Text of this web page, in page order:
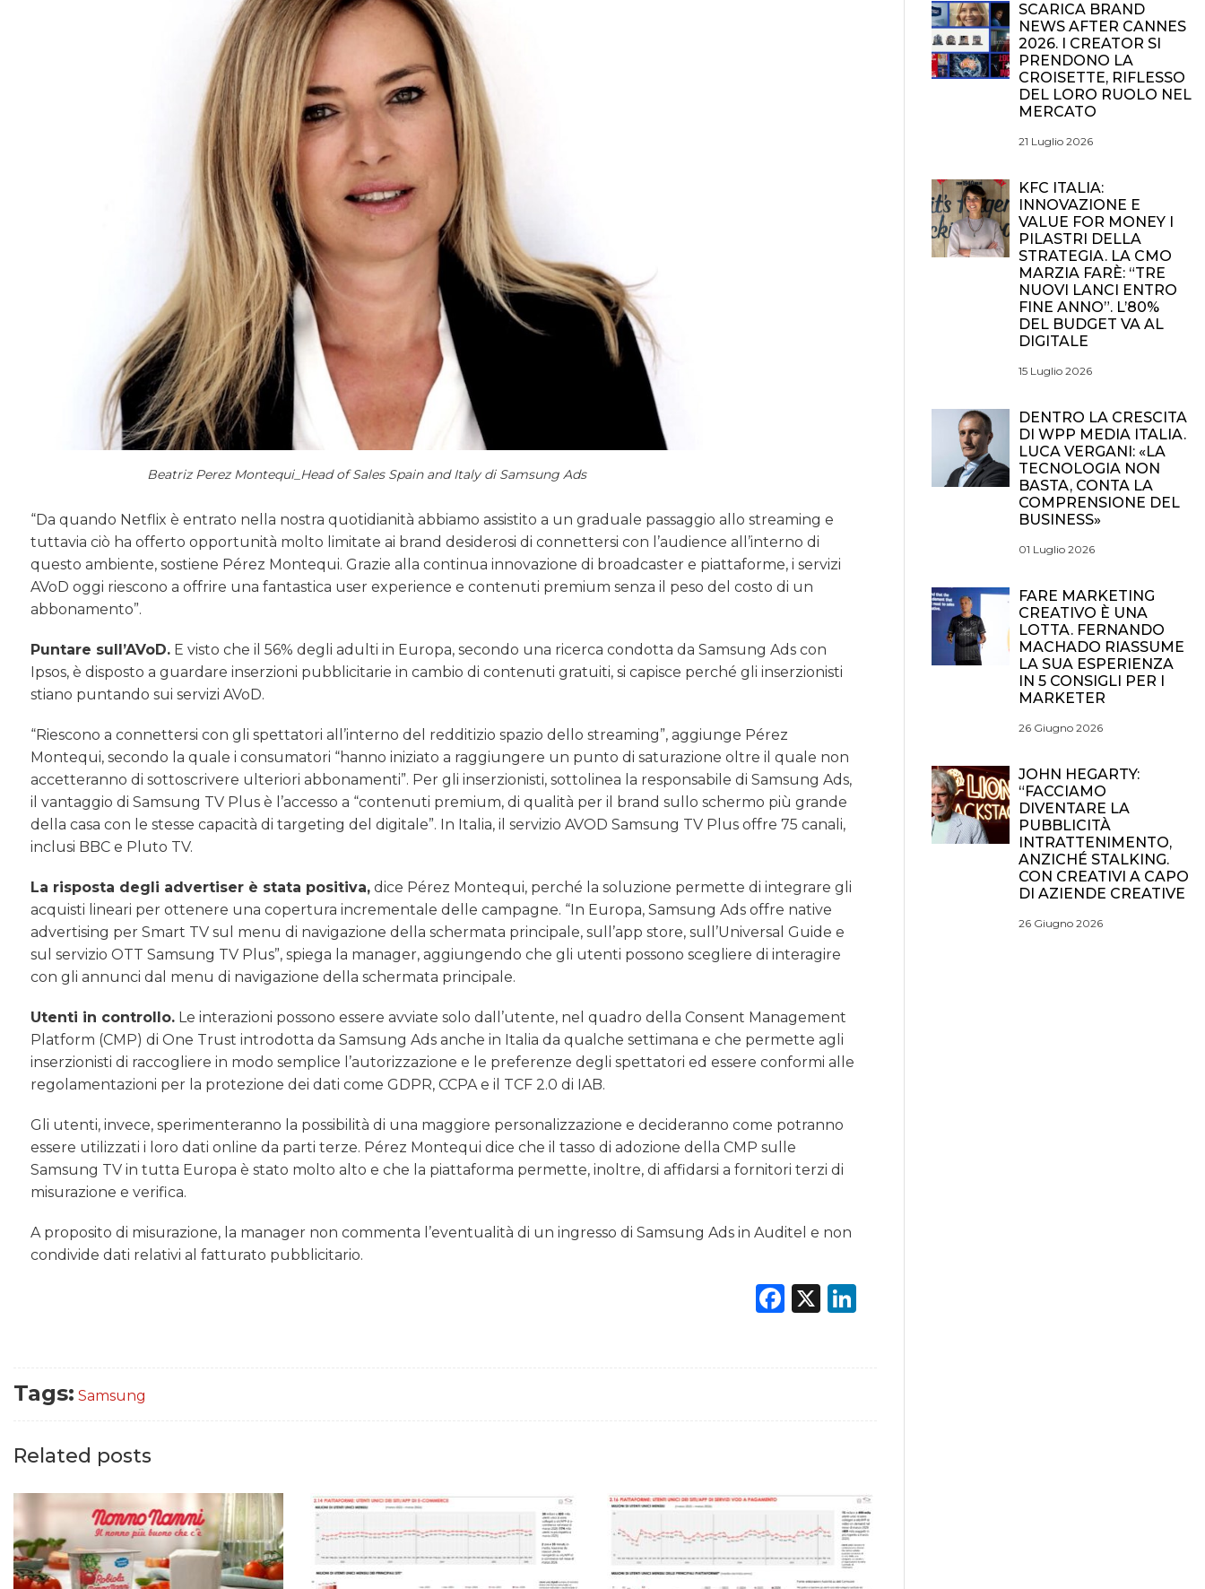
Beatriz Perez Montequi_Head of Sales Spain and Italy di Samsung Ads
“Da quando Netflix è entrato nella nostra quotidianità abbiamo assistito a un graduale passaggio allo streaming e
tuttavia ciò ha offerto opportunità molto limitate ai brand desiderosi di connettersi con l’audience all’interno di
questo ambiente, sostiene Pérez Montequi. Grazie alla continua innovazione di broadcaster e piattaforme, i servizi
AVoD oggi riescono a offrire una fantastica user experience e contenuti premium senza il peso del costo di un
abbonamento”.
Puntare sull’AVoD. E visto che il 56% degli adulti in Europa, secondo una ricerca condotta da Samsung Ads con
Ipsos, è disposto a guardare inserzioni pubblicitarie in cambio di contenuti gratuiti, si capisce perché gli inserzionisti
stiano puntando sui servizi AVoD.
“Riescono a connettersi con gli spettatori all’interno del redditizio spazio dello streaming”, aggiunge Pérez
Montequi, secondo la quale i consumatori “hanno iniziato a raggiungere un punto di saturazione oltre il quale non
accetteranno di sottoscrivere ulteriori abbonamenti”. Per gli inserzionisti, sottolinea la responsabile di Samsung Ads,
il vantaggio di Samsung TV Plus è l’accesso a “contenuti premium, di qualità per il brand sullo schermo più grande
della casa con le stesse capacità di targeting del digitale”. In Italia, il servizio AVOD Samsung TV Plus offre 75 canali,
inclusi BBC e Pluto TV.
La risposta degli advertiser è stata positiva, dice Pérez Montequi, perché la soluzione permette di integrare gli
acquisti lineari per ottenere una copertura incrementale delle campagne. “In Europa, Samsung Ads offre native
advertising per Smart TV sul menu di navigazione della schermata principale, sull’app store, sull’Universal Guide e
sul servizio OTT Samsung TV Plus”, spiega la manager, aggiungendo che gli utenti possono scegliere di interagire
con gli annunci dal menu di navigazione della schermata principale.
Utenti in controllo. Le interazioni possono essere avviate solo dall’utente, nel quadro della Consent Management
Platform (CMP) di One Trust introdotta da Samsung Ads anche in Italia da qualche settimana e che permette agli
inserzionisti di raccogliere in modo semplice l’autorizzazione e le preferenze degli spettatori ed essere conformi alle
regolamentazioni per la protezione dei dati come GDPR, CCPA e il TCF 2.0 di IAB.
Gli utenti, invece, sperimenteranno la possibilità di una maggiore personalizzazione e decideranno come potranno
essere utilizzati i loro dati online da parti terze. Pérez Montequi dice che il tasso di adozione della CMP sulle
Samsung TV in tutta Europa è stato molto alto e che la piattaforma permette, inoltre, di affidarsi a fornitori terzi di
misurazione e verifica.
A proposito di misurazione, la manager non commenta l’eventualità di un ingresso di Samsung Ads in Auditel e non
condivide dati relativi al fatturato pubblicitario.
Facebook
X LinkedIn
Tags: Samsung
Related posts
SCARICA BRAND
NEWS AFTER CANNES
2026. I CREATOR SI
PRENDONO LA
CROISETTE, RIFLESSO
DEL LORO RUOLO NEL
MERCATO
21 Luglio 2026
KFC ITALIA:
INNOVAZIONE E
VALUE FOR MONEY I
PILASTRI DELLA
STRATEGIA. LA CMO
MARZIA FARÈ: “TRE
NUOVI LANCI ENTRO
FINE ANNO”. L’80%
DEL BUDGET VA AL
DIGITALE
15 Luglio 2026
DENTRO LA CRESCITA
DI WPP MEDIA ITALIA.
LUCA VERGANI: «LA
TECNOLOGIA NON
BASTA, CONTA LA
COMPRENSIONE DEL
BUSINESS»
01 Luglio 2026
FARE MARKETING
CREATIVO È UNA
LOTTA. FERNANDO
MACHADO RIASSUME
LA SUA ESPERIENZA
IN 5 CONSIGLI PER I
MARKETER
26 Giugno 2026
JOHN HEGARTY:
“FACCIAMO
DIVENTARE LA
PUBBLICITÀ
INTRATTENIMENTO,
ANZICHÉ STALKING.
CON CREATIVI A CAPO
DI AZIENDE CREATIVE
26 Giugno 2026